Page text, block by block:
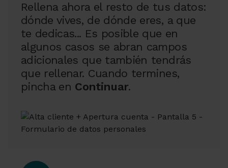
Rellena ahora el resto de tus datos:
dónde vives, de dónde eres, a que
te dedicas... Es posible que en
algunos casos se abran campos
adicionales que también tendrás
que rellenar. Cuando termines,
pincha en Continuar.